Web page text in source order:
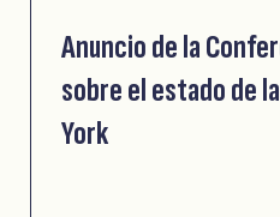
Anuncio de la
sobre el estado de
York